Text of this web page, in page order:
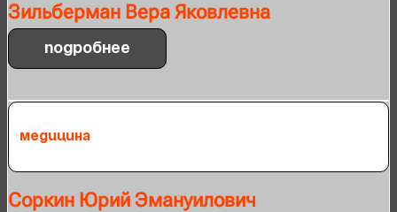
Зильберман Вера Яковлевна
Подробнее
Медицина
Соркин Юрий Эмануилович